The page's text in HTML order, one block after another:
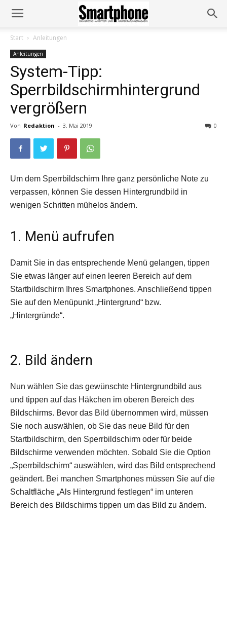
Start Anleitungen
Anleitungen
System-Tipp:
Sperrbildschirmhintergrund
vergrößern
Von Redaktion - 3. Mai 2019 0
Um dem Sperrbildschirm Ihre ganz persönliche Note zu
verpassen, können Sie dessen Hintergrundbild in
wenigen Schritten mühelos ändern.
1. Menü aufrufen
Damit Sie in das entsprechende Menü gelangen, tippen
Sie etwas länger auf einen leeren Bereich auf dem
Startbildschirm Ihres Smartphones. Anschließend tippen
Sie auf den Menüpunkt „Hintergrund“ bzw.
„Hintergründe“.
2. Bild ändern
Nun wählen Sie das gewünschte Hintergrundbild aus
und tippen auf das Häkchen im oberen Bereich des
Bildschirms. Bevor das Bild übernommen wird, müssen
Sie noch auswählen, ob Sie das neue Bild für den
Startbild­schirm, den Sperrbildschirm oder für beide
Bildschirme verwenden möchten. Sobald Sie die Option
„Sperrbildschirm“ auswählen, wird das Bild entspre­chend
geändert. Bei manchen Smartphones müssen Sie auf die
Schaltfläche „Als Hintergrund fest­legen“ im unteren
Bereich des Bildschirms tippen um das Bild zu ändern.